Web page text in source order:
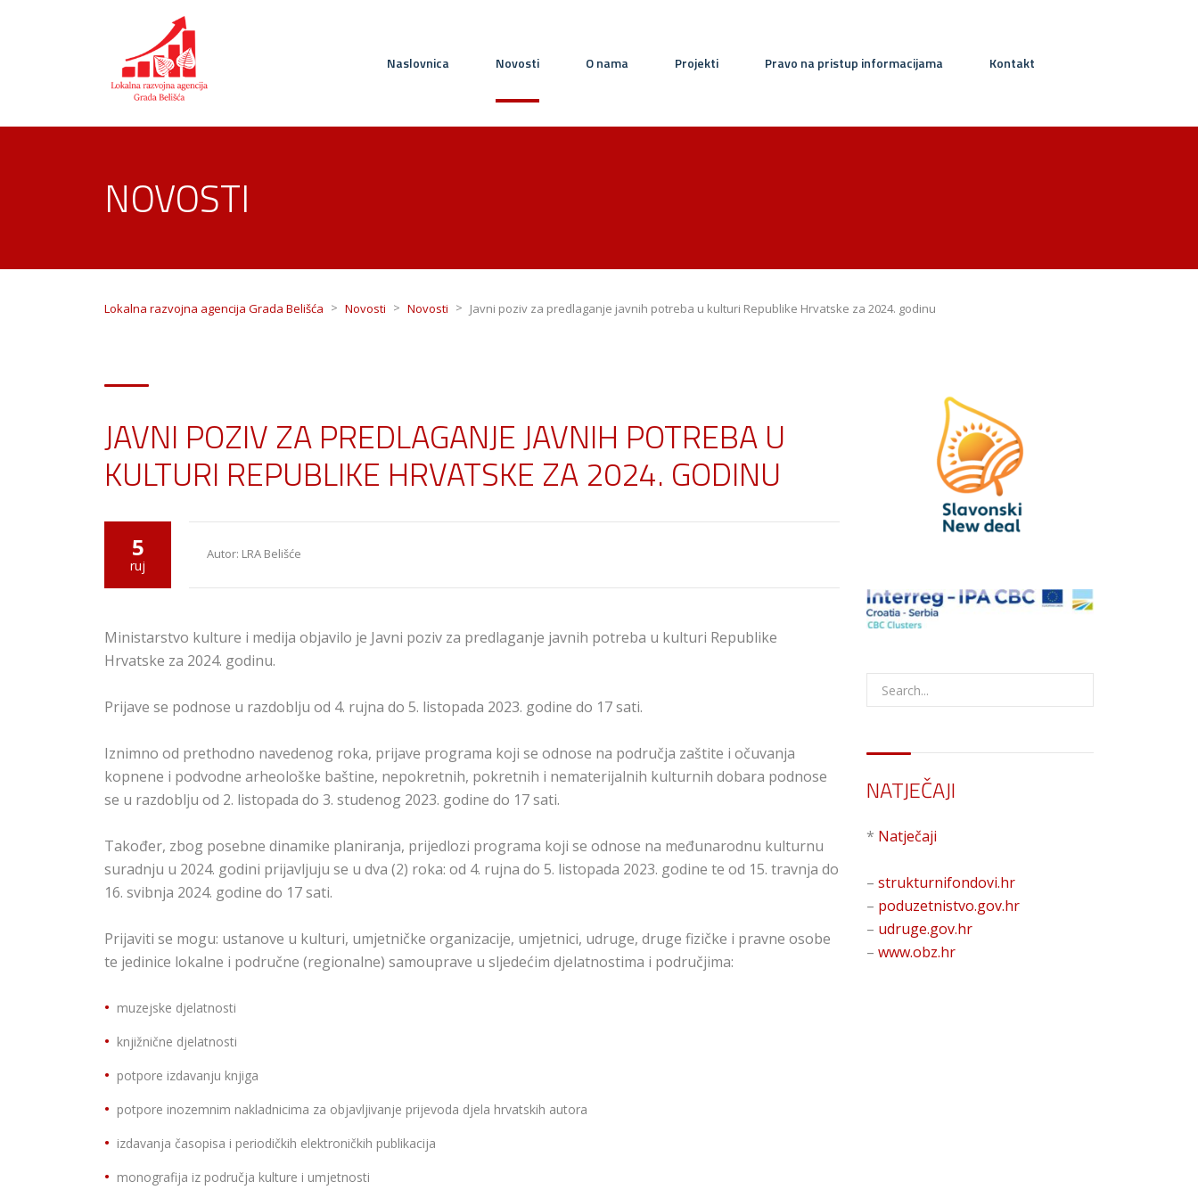
Naslovnica Novosti O nama Projekti Pravo na pristup informacijama Kontakt
NOVOSTI
Lokalna razvojna agencija Grada Belišća > Novosti > Novosti > Javni poziv za predlaganje javnih potreba u kulturi Republike Hrvatske za 2024. godinu
JAVNI POZIV ZA PREDLAGANJE JAVNIH POTREBA U
KULTURI REPUBLIKE HRVATSKE ZA 2024. GODINU
5
ruj
Autor: LRA Belišće
Ministarstvo kulture i medija objavilo je Javni poziv za predlaganje javnih potreba u kulturi Republike
Hrvatske za 2024. godinu.
Prijave se podnose u razdoblju od 4. rujna do 5. listopada 2023. godine do 17 sati.
Iznimno od prethodno navedenog roka, prijave programa koji se odnose na područja zaštite i očuvanja
kopnene i podvodne arheološke baštine, nepokretnih, pokretnih i nematerijalnih kulturnih dobara podnose
se u razdoblju od 2. listopada do 3. studenog 2023. godine do 17 sati.
Također, zbog posebne dinamike planiranja, prijedlozi programa koji se odnose na međunarodnu kulturnu
suradnju u 2024. godini prijavljuju se u dva (2) roka: od 4. rujna do 5. listopada 2023. godine te od 15. travnja do
16. svibnja 2024. godine do 17 sati.
Prijaviti se mogu: ustanove u kulturi, umjetničke organizacije, umjetnici, udruge, druge fizičke i pravne osobe
te jedinice lokalne i područne (regionalne) samouprave u sljedećim djelatnostima i područjima:
muzejske djelatnosti
knjižnične djelatnosti
potpore izdavanju knjiga
potpore inozemnim nakladnicima za objavljivanje prijevoda djela hrvatskih autora
izdavanja časopisa i periodičkih elektroničkih publikacija
monografija iz područja kulture i umjetnosti
NATJEČAJI
* Natječaji
– strukturnifondovi.hr
– poduzetnistvo.gov.hr
– udruge.gov.hr
– www.obz.hr